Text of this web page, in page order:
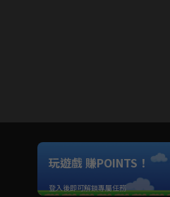
Unmute
如有不便請見諒
玩遊戲 賺POINTS！
登入後即可解鎖專屬任務